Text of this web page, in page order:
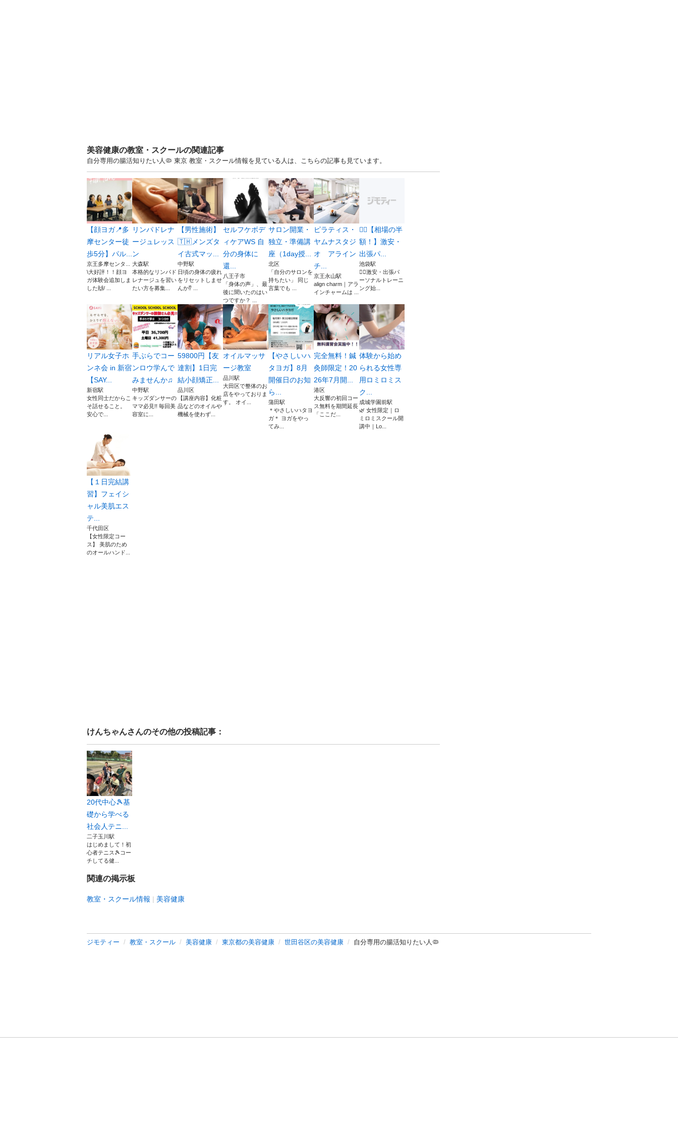
美容健康の教室・スクールの関連記事
自分専用の腸活知りたい人🦠 東京 教室・スクール情報を見ている人は、こちらの記事も見ています。
【顔ヨガ📍多
摩センター徒
歩5分】パル...
京王多摩センタ...
\大好評！！顔ヨ
ガ体験会追加しま
した🙌/ ...
リンパドレナ
ージュレッス
ン
大森駅
本格的なリンパド
レナージュを習い
たい方を募集...
【男性施術】
🇹🇭メンズタ
イ古式マッ...
中野駅
日頃の身体の疲れ
をリセットしませ
んか⁉️ ...
セルフケボデ
ィケアWS 自
分の身体に
還...
八王子市
「身体の声」、最
後に聞いたのはい
つですか？ ...
サロン開業・
独立・準備講
座（1day授...
北区
「自分のサロンを
持ちたい」 同じ
言葉でも ...
ピラティス・
ヤムナスタジ
オ アライン
チ...
京王永山駅
align charm｜アラ
インチャームは ...
🚶‍♂️【相場の半
額！】激安・
出張パ...
池袋駅
🚶‍♂️激安・出張パ
ーソナルトレーニ
ング始...
リアル女子ホ
ンネ会 in 新宿
【SAY...
新宿駅
女性同士だからこ
そ話せること。
安心で...
手ぶらでコー
ンロウ学んで
みませんか♫
中野駅
キッズダンサーの
ママ必見!! 毎回美
容室に...
59800円【友
達割】1日完
結小顔矯正...
品川区
【講座内容】化粧
品などのオイルや
機械を使わず...
オイルマッサ
ージ教室
品川駅
大田区で整体のお
店をやっておりま
す。 オイ...
【やさしいハ
タヨガ】8月
開催日のお知
ら...
蒲田駅
＊やさしいハタヨ
ガ＊ ヨガをやっ
てみ...
完全無料！鍼
灸師限定！20
26年7月開...
港区
大反響の初回コー
ス無料を期間延長
「ここだ...
体験から始め
られる女性専
用ロミロミス
ク...
成城学園前駅
🌿 女性限定｜ロ
ミロミスクール開
講中｜Lo...
【１日完結講
習】フェイシ
ャル美肌エス
テ...
千代田区
【女性限定コー
ス】 美肌のため
のオールハンド...
けんちゃんさんのその他の投稿記事：
20代中心🎾基
礎から学べる
社会人テニ...
二子玉川駅
はじめまして！初
心者テニス🎾コー
チしてる健...
関連の掲示板
教室・スクール情報 美容健康
ジモティー 教室・スクール 美容健康 東京都の美容健康 世田谷区の美容健康 自分専用の腸活知りたい人🦠